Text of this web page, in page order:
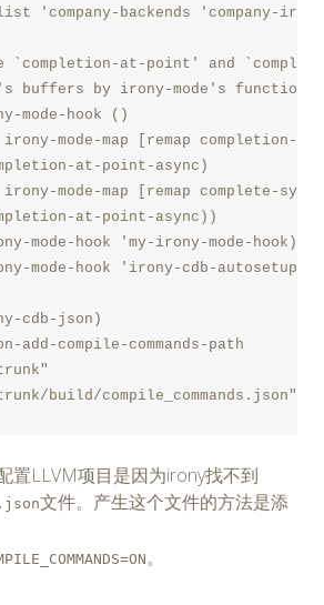
'company-backends 'company-
`completion-at-point' and
buffers by irony-mode's function
mode-hook ()
mode-map [remap completion-
at-point-async)
mode-map [remap complete-
at-point-async))
mode-hook 'my-irony-mode-hook)
mode-hook 'irony-cdb-autosetup-
cdb-json)
add-compile-commands-path
build/compile_commands.json")
置LLVM项目是因为irony找不到
文件。产生这个文件的方法是添
。